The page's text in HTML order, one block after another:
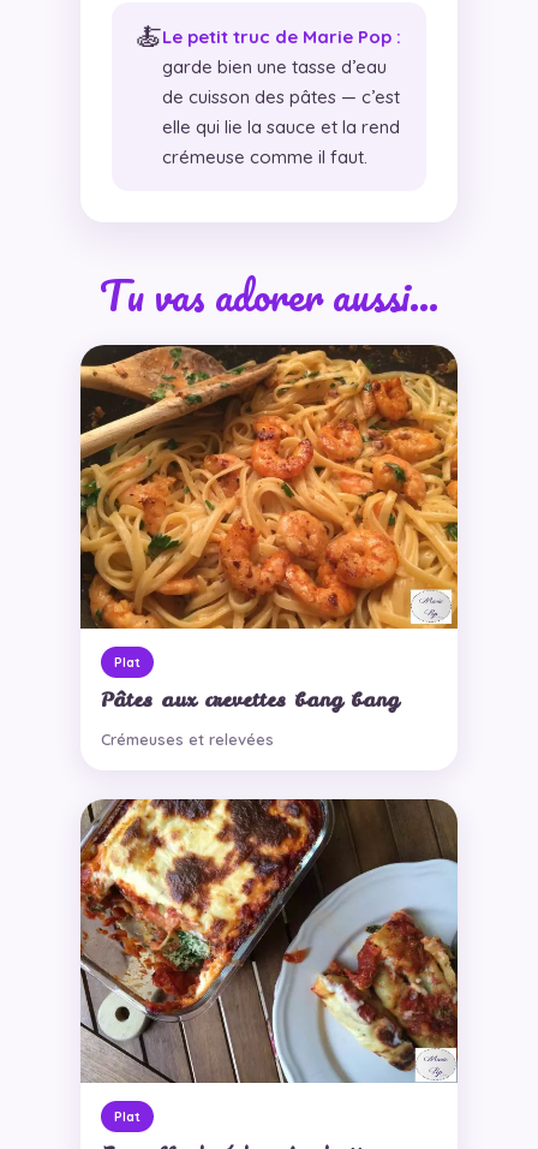
🍝Le petit truc de Marie Pop :
garde bien une tasse d’eau
de cuisson des pâtes — c’est
elle qui lie la sauce et la rend
crémeuse comme il faut.
Tu vas adorer aussi…
Plat
Pâtes aux crevettes bang bang
Crémeuses et relevées
Plat